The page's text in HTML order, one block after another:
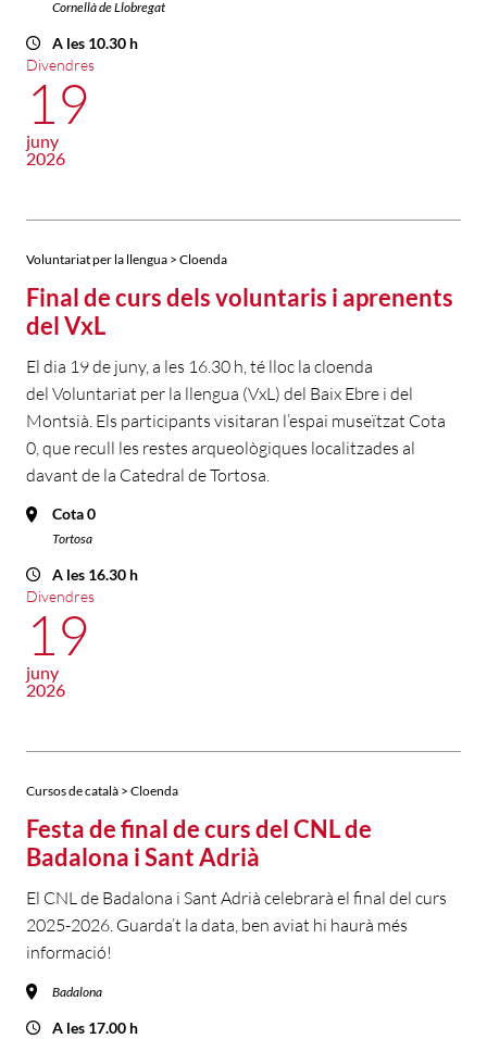
Cornellà de Llobregat
A les 10.30 h
Divendres
19
juny
2026
Voluntariat per la llengua > Cloenda
Final de curs dels voluntaris i aprenents
del VxL
El dia 19 de juny, a les 16.30 h, té lloc la cloenda
del Voluntariat per la llengua (VxL) del Baix Ebre i del
Montsià. Els participants visitaran l’espai museïtzat Cota
0, que recull les restes arqueològiques localitzades al
davant de la Catedral de Tortosa.
Cota 0
Tortosa
A les 16.30 h
Divendres
19
juny
2026
Cursos de català > Cloenda
Festa de final de curs del CNL de
Badalona i Sant Adrià
El CNL de Badalona i Sant Adrià celebrarà el final del curs
2025-2026. Guarda’t la data, ben aviat hi haurà més
informació!
Badalona
A les 17.00 h